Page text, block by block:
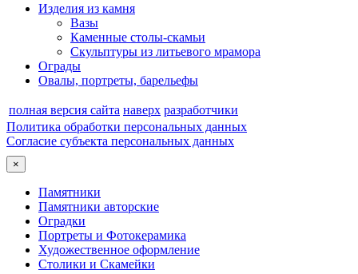
Изделия из камня
Вазы
Каменные столы-скамьи
Скульптуры из литьевого мрамора
Ограды
Овалы, портреты, барельефы
полная версия сайта наверх разработчики
Политика обработки персональных данных
Согласие субъекта персональных данных
×
Памятники
Памятники авторские
Оградки
Портреты и Фотокерамика
Художественное оформление
Столики и Скамейки